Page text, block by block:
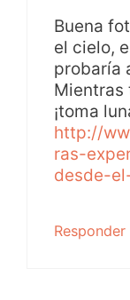
Buena
el cielo,
probaría
Mientras
¡toma
http://
ras-
desde-
Responder